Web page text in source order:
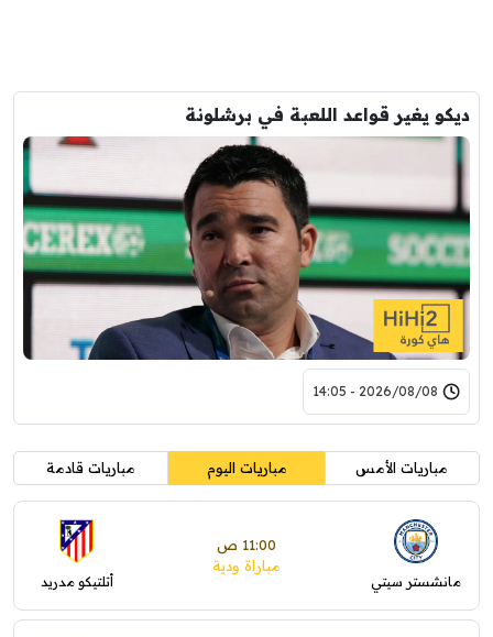
ديكو يغير قواعد اللعبة في برشلونة
2026/08/08 - 14:05
مباريات الأمس مباريات اليوم مباريات قادمة
مانشستر سيتي
11:00 ص
مباراة ودية
أتلتيكو مدريد